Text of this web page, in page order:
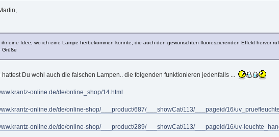
ihr eine Idee, wo ich eine Lampe herbekommen könnte, die auch den gewünschten fluoreszierenden Effekt hervor
Grüße
hattest Du wohl auch die falschen Lampen.. die folgenden funktionieren jedenfalls ...
online.de/de/online_shop/14.html
online.de/de/online-shop/___product/687/___showCat/113/___pageid/16/
online.de/de/online-shop/___product/289/___showCat/113/___pageid/16/uv-